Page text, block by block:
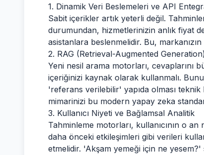
1. Dinamik Veri Beslemeleri ve API
Sabit içerikler artık yeterli değil.
durumundan, hizmetlerinizin anlık fiyat
asistanlara beslenmelidir. Bu,
2. RAG (Retrieval-Augmented
Yeni nesil arama motorları, cevaplarını
içeriğinizi kaynak olarak kullanmalı.
'referans verilebilir' yapıda olması
mimarinizi bu modern yapay zeka
3. Kullanıcı Niyeti ve Bağlamsal Analitik
Tahminleme motorları, kullanıcının o
daha önceki etkileşimleri gibi verileri
etmelidir. 'Akşam yemeği için ne yesem?'